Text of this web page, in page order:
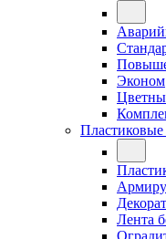
Эконом
Пластиковые
Лента